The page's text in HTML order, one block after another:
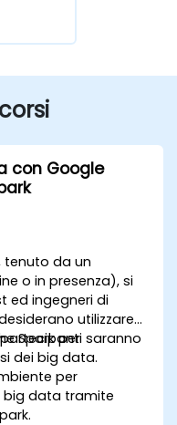
con Google
tenuto da un
o in presenza), si
ed ingegneri di
utilizzare
Spark per
dei big data.
saranno
per
big data tramite